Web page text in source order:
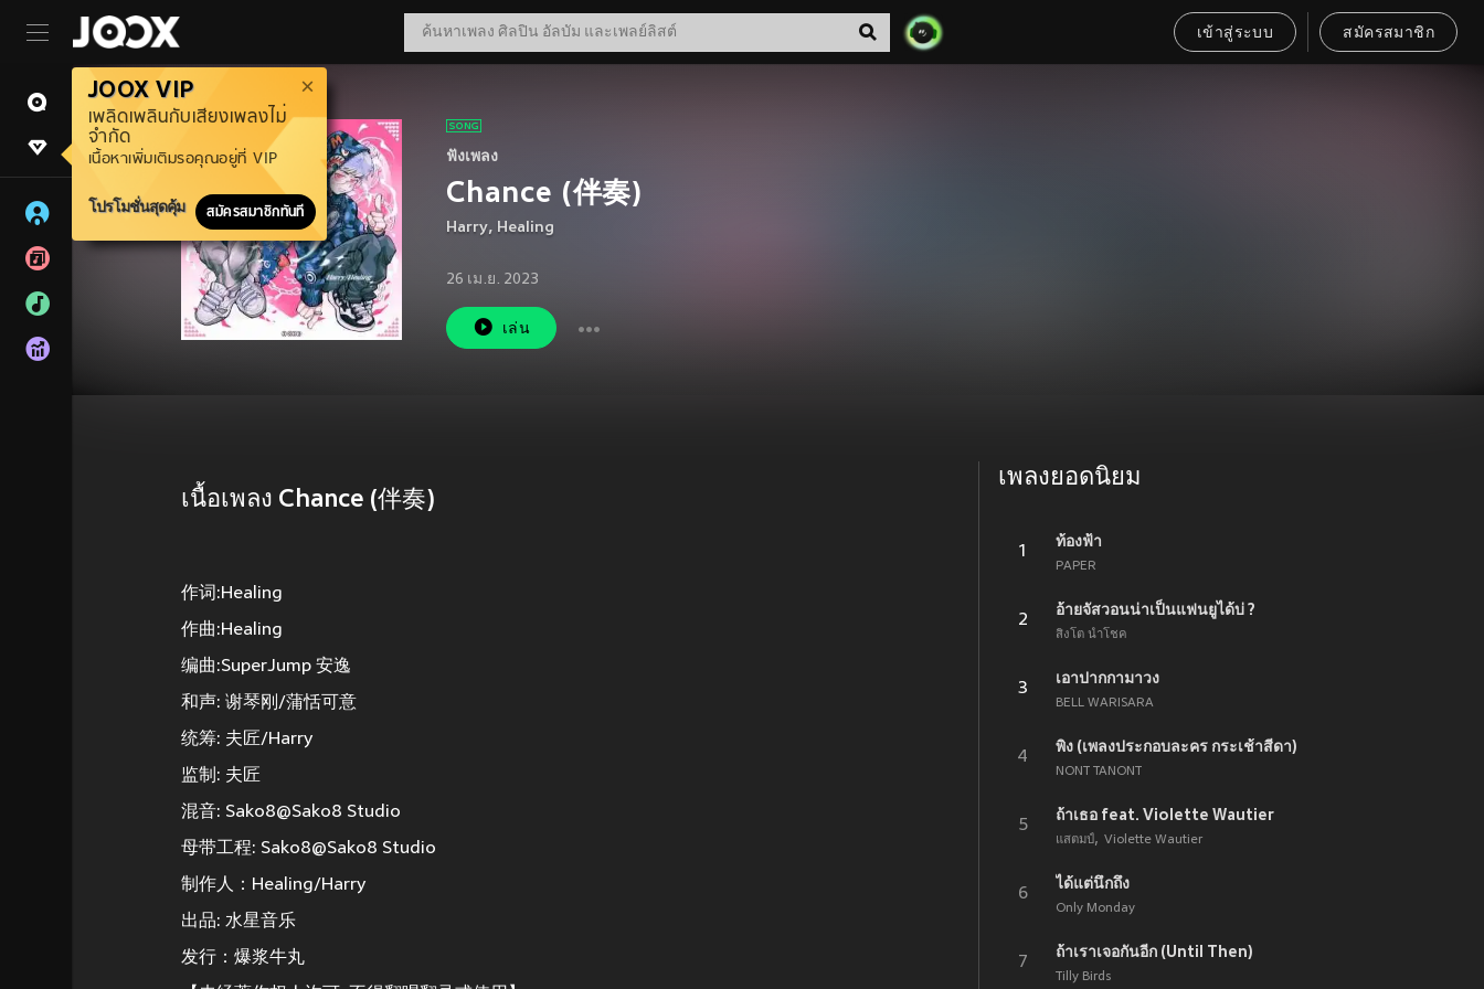
เข้าสู่ระบบ สมัครสมาชิก
JOOX VIP
เพลิดเพลินกับเสียงเพลงไม่
จำกัด
เนื้อหาเพิ่มเติมรอคุณอยู่ที่ VIP
โปรโมชั่นสุดคุ้ม สมัครสมาชิกทันที
ฟังเพลง
Chance (伴奏)
Harry, Healing
26 เม.ย. 2023
เล่น
เนื้อเพลง Chance (伴奏)
作词:Healing
作曲:Healing
编曲:SuperJump 安逸
和声: 谢琴刚/蒲恬可意
统筹: 夫匠/Harry
监制: 夫匠
混音: Sako8@Sako8 Studio
母带工程: Sako8@Sako8 Studio
制作人：Healing/Harry
出品: 水星音乐
发行：爆浆牛丸
เพลงยอดนิยม
1
ท้องฟ้า
PAPER
2
อ้ายจัสวอนน่าเป็นแฟนยูได้บ่ ?
สิงโต นำโชค
3
เอาปากกามาวง
BELL WARISARA
4
พิง (เพลงประกอบละคร กระเช้าสีดา)
NONT TANONT
5
ถ้าเธอ feat. Violette Wautier
แสตมป์ Violette Wautier
6
ได้แต่นึกถึง
Only Monday
7
ถ้าเราเจอกันอีก (Until Then)
Tilly Birds